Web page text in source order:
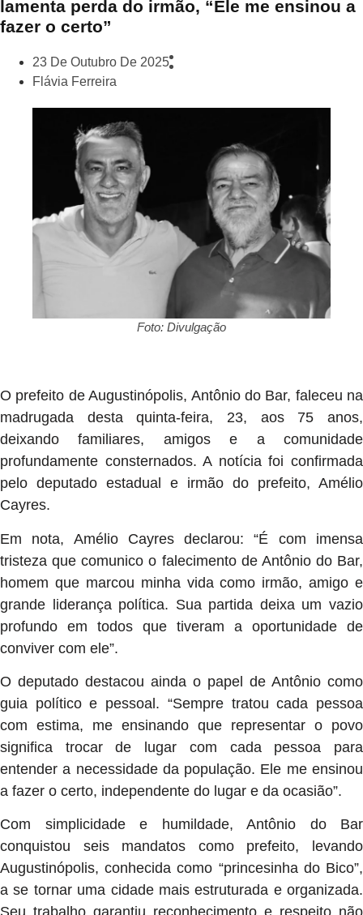
lamenta perda do irmão, “Ele me ensinou a
fazer o certo”
23 De Outubro De 2025
Flávia Ferreira
Foto: Divulgação
O prefeito de Augustinópolis, Antônio do Bar, faleceu na
madrugada desta quinta-feira, 23, aos 75 anos,
deixando familiares, amigos e a comunidade
profundamente consternados. A notícia foi confirmada
pelo deputado estadual e irmão do prefeito, Amélio
Cayres.
Em nota, Amélio Cayres declarou: “É com imensa
tristeza que comunico o falecimento de Antônio do Bar,
homem que marcou minha vida como irmão, amigo e
grande liderança política. Sua partida deixa um vazio
profundo em todos que tiveram a oportunidade de
conviver com ele”.
O deputado destacou ainda o papel de Antônio como
guia político e pessoal. “Sempre tratou cada pessoa
com estima, me ensinando que representar o povo
significa trocar de lugar com cada pessoa para
entender a necessidade da população. Ele me ensinou
a fazer o certo, independente do lugar e da ocasião”.
Com simplicidade e humildade, Antônio do Bar
conquistou seis mandatos como prefeito, levando
Augustinópolis, conhecida como “princesinha do Bico”,
a se tornar uma cidade mais estruturada e organizada.